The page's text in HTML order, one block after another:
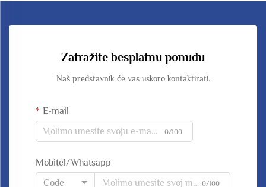
Zatražite besplatnu ponudu
Naš predstavnik će vas uskoro kontaktirati.
E-mail
0/100
Mobitel/Whatsapp
Code
0/100